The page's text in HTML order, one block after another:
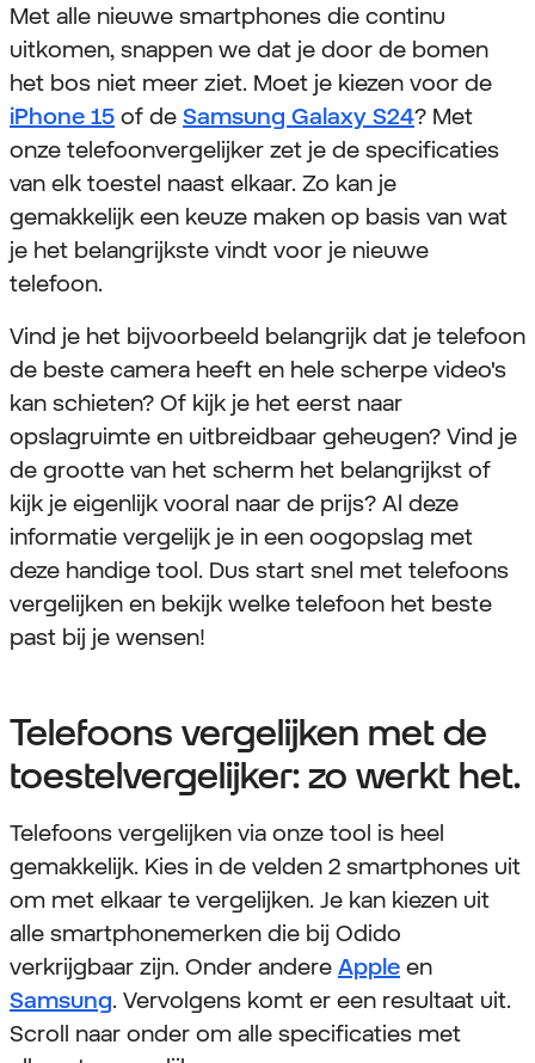
Met alle nieuwe smartphones die continu
uitkomen, snappen we dat je door de bomen
het bos niet meer ziet. Moet je kiezen voor de
iPhone 15 of de Samsung Galaxy S24? Met
onze telefoonvergelijker zet je de specificaties
van elk toestel naast elkaar. Zo kan je
gemakkelijk een keuze maken op basis van wat
je het belangrijkste vindt voor je nieuwe
telefoon.
Vind je het bijvoorbeeld belangrijk dat je telefoon
de beste camera heeft en hele scherpe video's
kan schieten? Of kijk je het eerst naar
opslagruimte en uitbreidbaar geheugen? Vind je
de grootte van het scherm het belangrijkst of
kijk je eigenlijk vooral naar de prijs? Al deze
informatie vergelijk je in een oogopslag met
deze handige tool. Dus start snel met telefoons
vergelijken en bekijk welke telefoon het beste
past bij je wensen!
Telefoons vergelijken met de
toestelvergelijker: zo werkt het.
Telefoons vergelijken via onze tool is heel
gemakkelijk. Kies in de velden 2 smartphones uit
om met elkaar te vergelijken. Je kan kiezen uit
alle smartphonemerken die bij Odido
verkrijgbaar zijn. Onder andere Apple en
Samsung. Vervolgens komt er een resultaat uit.
Scroll naar onder om alle specificaties met